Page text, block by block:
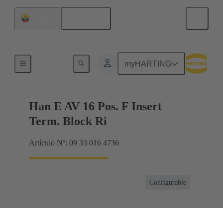
myHARTING
Conector con regletero
Han E AV 16 Pos. F Insert
Term. Block Ri
Artículo Nº: 09 33 016 4736
Configurable